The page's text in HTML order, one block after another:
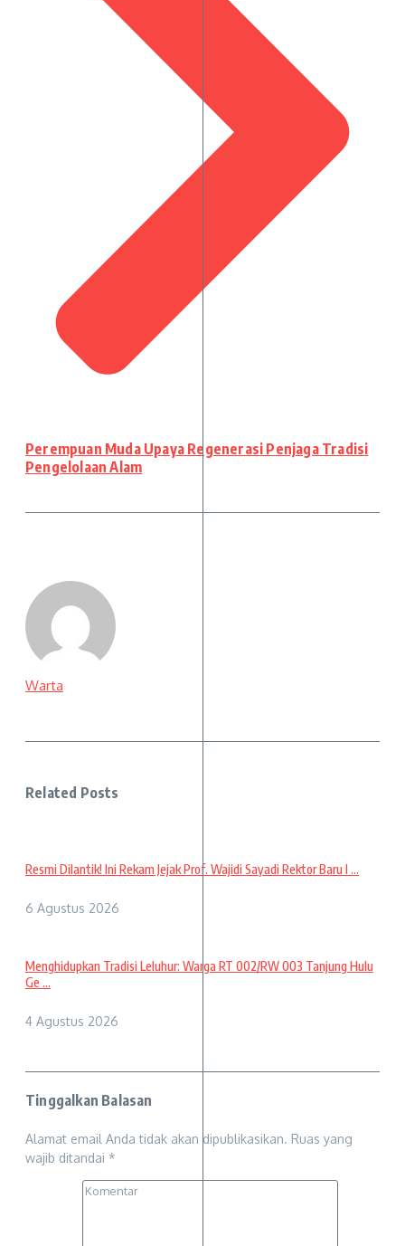
Perempuan Muda Upaya Regenerasi Penjaga Tradisi
Pengelolaan Alam
Warta
Related Posts
Resmi Dilantik! Ini Rekam Jejak Prof. Wajidi Sayadi Rektor Baru I ...
6 Agustus 2026
Menghidupkan Tradisi Leluhur: Warga RT 002/RW 003 Tanjung Hulu
Ge ...
4 Agustus 2026
Tinggalkan Balasan
Alamat email Anda tidak akan dipublikasikan. Ruas yang
wajib ditandai *